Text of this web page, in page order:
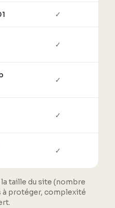
✓
✓
✓
✓
✓
taille du site (nombre
à protéger, complexité